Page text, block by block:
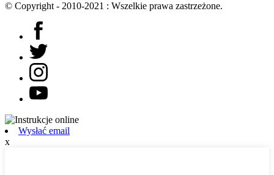
© Copyright - 2010-2021 : Wszelkie prawa zastrzeżone.
Wysłać email
x